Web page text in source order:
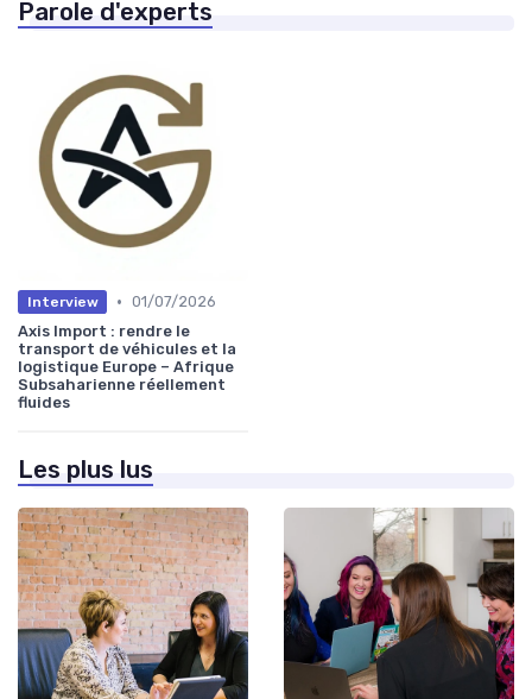
Parole d'experts
Interview • 01/07/2026
Axis Import : rendre le
transport de véhicules et la
logistique Europe – Afrique
Subsaharienne réellement
fluides
Les plus lus